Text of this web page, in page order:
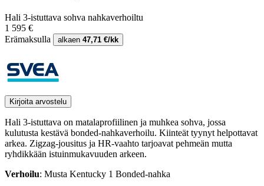
Hali 3-istuttava sohva nahkaverhoiltu
1 595 €
Erämaksulla
alkaen 47,71 €/kk
Kirjoita arvostelu
Hali 3-istuttava on matalaprofiilinen ja muhkea sohva, jossa
kulutusta kestävä bonded-nahkaverhoilu. Kiinteät tyynyt helpottavat
arkea. Zigzag-jousitus ja HR-vaahto tarjoavat pehmeän mutta
ryhdikkään istuinmukavuuden arkeen.
Verhoilu: Musta Kentucky 1 Bonded-nahka